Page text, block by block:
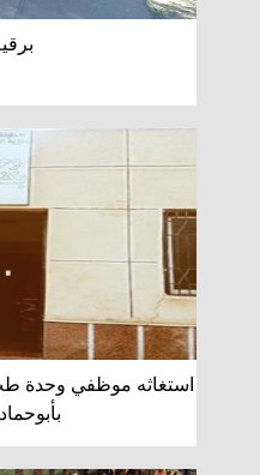
استغاثه موظفي وحدة